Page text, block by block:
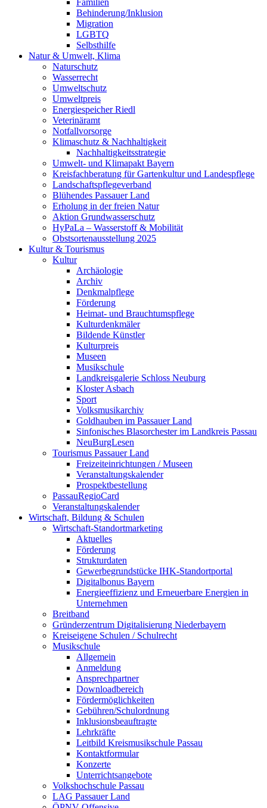
Familien
Behinderung/Inklusion
Migration
LGBTQ
Selbsthilfe
Natur & Umwelt, Klima
Naturschutz
Wasserrecht
Umweltschutz
Umweltpreis
Energiespeicher Riedl
Veterinäramt
Notfallvorsorge
Klimaschutz & Nachhaltigkeit
Nachhaltigkeitsstrategie
Umwelt- und Klimapakt Bayern
Kreisfachberatung für Gartenkultur und Landespflege
Landschaftspflegeverband
Blühendes Passauer Land
Erholung in der freien Natur
Aktion Grundwasserschutz
HyPaLa – Wasserstoff & Mobilität
Obstsortenausstellung 2025
Kultur & Tourismus
Kultur
Archäologie
Archiv
Denkmalpflege
Förderung
Heimat- und Brauchtumspflege
Kulturdenkmäler
Bildende Künstler
Kulturpreis
Museen
Musikschule
Landkreisgalerie Schloss Neuburg
Kloster Asbach
Sport
Volksmusikarchiv
Goldhauben im Passauer Land
Sinfonisches Blasorchester im Landkreis Passau
NeuBurgLesen
Tourismus Passauer Land
Freizeiteinrichtungen / Museen
Veranstaltungskalender
Prospektbestellung
PassauRegioCard
Veranstaltungskalender
Wirtschaft, Bildung & Schulen
Wirtschaft-Standortmarketing
Aktuelles
Förderung
Strukturdaten
Gewerbegrundstücke IHK-Standortportal
Digitalbonus Bayern
Energieeffizienz und Erneuerbare Energien in
Unternehmen
Breitband
Gründerzentrum Digitalisierung Niederbayern
Kreiseigene Schulen / Schulrecht
Musikschule
Allgemein
Anmeldung
Ansprechpartner
Downloadbereich
Fördermöglichkeiten
Gebühren/Schulordnung
Inklusionsbeauftragte
Lehrkräfte
Leitbild Kreismusikschule Passau
Kontaktformular
Konzerte
Unterrichtsangebote
Volkshochschule Passau
LAG Passauer Land